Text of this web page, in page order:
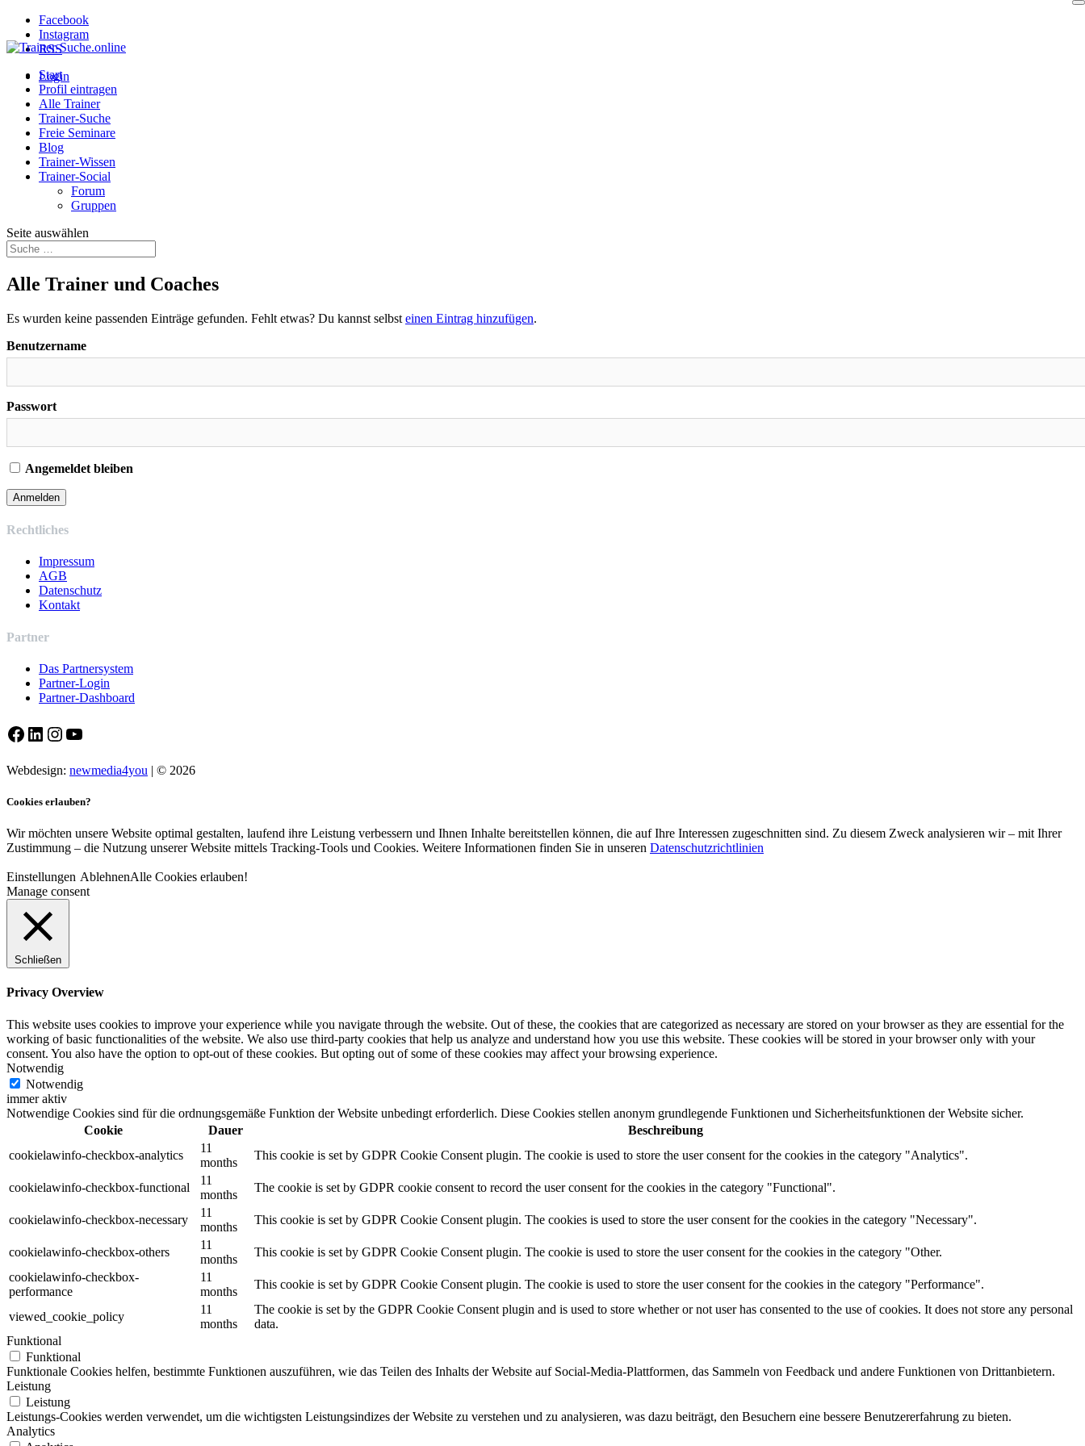
Facebook
Instagram
RSS
Login
Start
Profil eintragen
Alle Trainer
Trainer-Suche
Freie Seminare
Blog
Trainer-Wissen
Trainer-Social
Forum
Gruppen
Seite auswählen
Alle Trainer und Coaches
Es wurden keine passenden Einträge gefunden. Fehlt etwas? Du kannst selbst einen Eintrag hinzufügen.
Benutzername
Passwort
Angemeldet bleiben
Rechtliches
Impressum
AGB
Datenschutz
Kontakt
Partner
Das Partnersystem
Partner-Login
Partner-Dashboard
Facebook
LinkedIn
Instagram
YouTube
Webdesign: newmedia4you | © 2026
Cookies erlauben?
Wir möchten unsere Website optimal gestalten, laufend ihre Leistung verbessern und Ihnen Inhalte bereitstellen können, die auf Ihre Interessen zugeschnitten sind. Zu diesem Zweck analysieren wir – mit Ihrer
Zustimmung – die Nutzung unserer Website mittels Tracking-Tools und Cookies. Weitere Informationen finden Sie in unseren Datenschutzrichtlinien
Einstellungen AblehnenAlle Cookies erlauben!
Manage consent
Schließen
Privacy Overview
This website uses cookies to improve your experience while you navigate through the website. Out of these, the cookies that are categorized as necessary are stored on your browser as they are essential for the
working of basic functionalities of the website. We also use third-party cookies that help us analyze and understand how you use this website. These cookies will be stored in your browser only with your
consent. You also have the option to opt-out of these cookies. But opting out of some of these cookies may affect your browsing experience.
Notwendig
Notwendig
immer aktiv
Notwendige Cookies sind für die ordnungsgemäße Funktion der Website unbedingt erforderlich. Diese Cookies stellen anonym grundlegende Funktionen und Sicherheitsfunktionen der Website sicher.
Cookie
Dauer
Beschreibung
cookielawinfo-checkbox-analytics
11
months
This cookie is set by GDPR Cookie Consent plugin. The cookie is used to store the user consent for the cookies in the category "Analytics".
cookielawinfo-checkbox-functional
11
months
The cookie is set by GDPR cookie consent to record the user consent for the cookies in the category "Functional".
cookielawinfo-checkbox-necessary
11
months
This cookie is set by GDPR Cookie Consent plugin. The cookies is used to store the user consent for the cookies in the category "Necessary".
cookielawinfo-checkbox-others
11
months
This cookie is set by GDPR Cookie Consent plugin. The cookie is used to store the user consent for the cookies in the category "Other.
cookielawinfo-checkbox-
performance
11
months
This cookie is set by GDPR Cookie Consent plugin. The cookie is used to store the user consent for the cookies in the category "Performance".
viewed_cookie_policy
11
months
The cookie is set by the GDPR Cookie Consent plugin and is used to store whether or not user has consented to the use of cookies. It does not store any personal
data.
Funktional
Funktional
Funktionale Cookies helfen, bestimmte Funktionen auszuführen, wie das Teilen des Inhalts der Website auf Social-Media-Plattformen, das Sammeln von Feedback und andere Funktionen von Drittanbietern.
Leistung
Leistung
Leistungs-Cookies werden verwendet, um die wichtigsten Leistungsindizes der Website zu verstehen und zu analysieren, was dazu beiträgt, den Besuchern eine bessere Benutzererfahrung zu bieten.
Analytics